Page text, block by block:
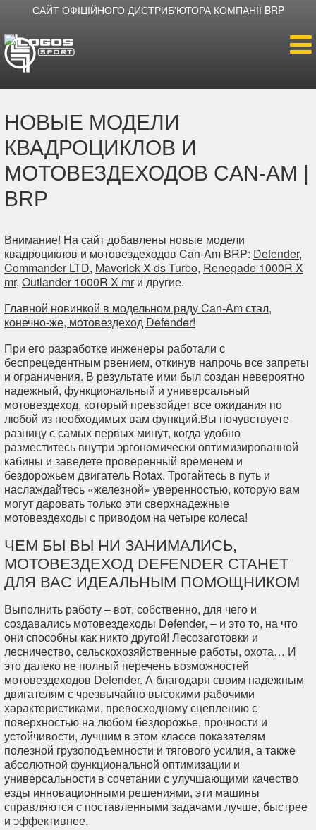
САЙТ ОФІЦІЙНОГО ДИСТРИБʼЮТОРА КОМПАНІЇ BRP
Продукція
Новини
Про компанію
Дилери
НОВЫЕ МОДЕЛИ
КВАДРОЦИКЛОВ И
МОТОВЕЗДЕХОДОВ CAN-AM |
BRP
Внимание! На сайт добавлены новые модели
квадроциклов и мотовездеходов Can-Am BRP: Defender,
Commander LTD, Maverick X-ds Turbo, Renegade 1000R X
mr, Outlander 1000R X mrи другие.
Главной новинкой в модельном ряду Can-Am стал,
конечно-же, мотовездеход Defender!
При его разработке инженеры работали с
беспрецедентным рвением, откинув напрочь все запреты
и ограничения. В результате ими был создан невероятно
надежный, функциональный и универсальный
мотовездеход, который превзойдет все ожидания по
любой из необходимых вам функций.Вы почувствуете
разницу с самых первых минут, когда удобно
разместитесь внутри эргономически оптимизированной
кабины и заведете проверенный временем и
бездорожьем двигатель Rotax. Трогайтесь в путь и
наслаждайтесь «железной» уверенностью, которую вам
могут даровать только эти сверхнадежные
мотовездеходы с приводом на четыре колеса!
ЧЕМ БЫ ВЫ НИ ЗАНИМАЛИСЬ,
МОТОВЕЗДЕХОД DEFENDER СТАНЕТ
ДЛЯ ВАС ИДЕАЛЬНЫМ ПОМОЩНИКОМ
Выполнить работу – вот, собственно, для чего и
создавались мотовездеходы Defender, – и это то, на что
они способны как никто другой! Лесозаготовки и
лесничество, сельскохозяйственные работы, охота… И
это далеко не полный перечень возможностей
мотовездеходов Defender. А благодаря своим надежным
двигателям с чрезвычайно высокими рабочими
характеристиками, превосходному сцеплению с
поверхностью на любом бездорожье, прочности и
устойчивости, лучшим в этом классе показателям
полезной грузоподъемности и тягового усилия, а также
абсолютной функциональной оптимизации и
универсальности в сочетании с улучшающими качество
езды инновационными решениями, эти машины
справляются с поставленными задачами лучше, быстрее
и эффективнее.